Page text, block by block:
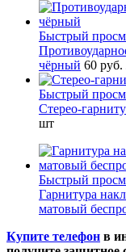
Быстрый
чёрный 60 руб.
Быстрый
Стерео-
шт
Быстрый
Гарнитура
матовый
Купите телефон в